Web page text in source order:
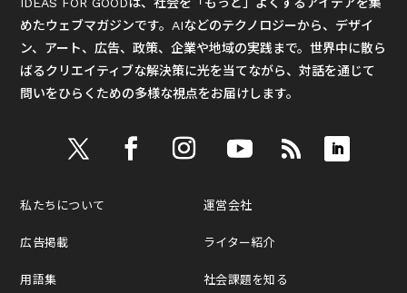
めたウェブマガジンです。AIなどのテクノロジーから、デザイ
ン、アート、広告、政策、企業や地域の実践まで。世界中に散ら
ばるクリエイティブな解決策に光を当てながら、対話を通じて
問いをひらくための多様な視点をお届けします。
私たちについて
広告掲載
用語集
運営会社
ライター紹介
社会課題を知る